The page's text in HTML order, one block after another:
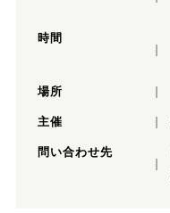
時間
場所
主催
問い合わせ先